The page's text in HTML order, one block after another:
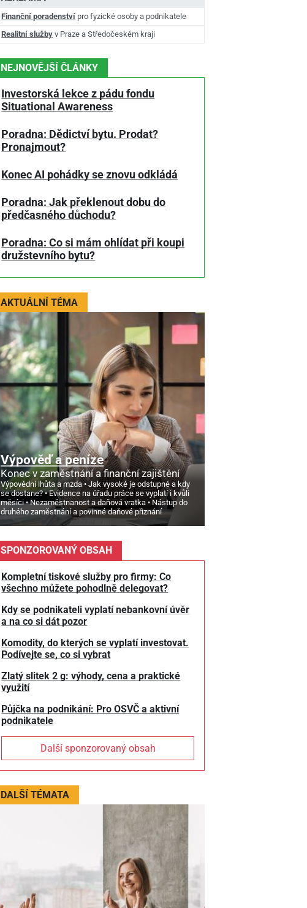
Finanční poradenství pro fyzické osoby a podnikatele
Realitní služby v Praze a Středočeském kraji
NEJNOVĚJŠÍ ČLÁNKY
Investorská lekce z pádu fondu
Situational Awareness
Poradna: Dědictví bytu. Prodat?
Pronajmout?
Konec AI pohádky se znovu odkládá
Poradna: Jak překlenout dobu do
předčasného důchodu?
Poradna: Co si mám ohlídat při koupi
družstevního bytu?
AKTUÁLNÍ TÉMA
Výpověď a peníze
Konec v zaměstnání a finanční zajištění
Výpovědní lhůta a mzda
Jak vysoké je odstupné a kdy
se dostane?
Evidence na úřadu práce se vyplatí i kvůli
měsíci
Nezaměstnanost a daňová vratka
Nástup do
druhého zaměstnání a povinné daňové přiznání
SPONZOROVANÝ OBSAH
Kompletní tiskové služby pro firmy: Co
všechno můžete pohodlně delegovat?
Kdy se podnikateli vyplatí nebankovní úvěr
a na co si dát pozor
Komodity, do kterých se vyplatí investovat.
Podívejte se, co si vybrat
Zlatý slitek 2 g: výhody, cena a praktické
využití
Půjčka na podnikání: Pro OSVČ a aktivní
podnikatele
Další sponzorovaný obsah
DALŠÍ TÉMATA